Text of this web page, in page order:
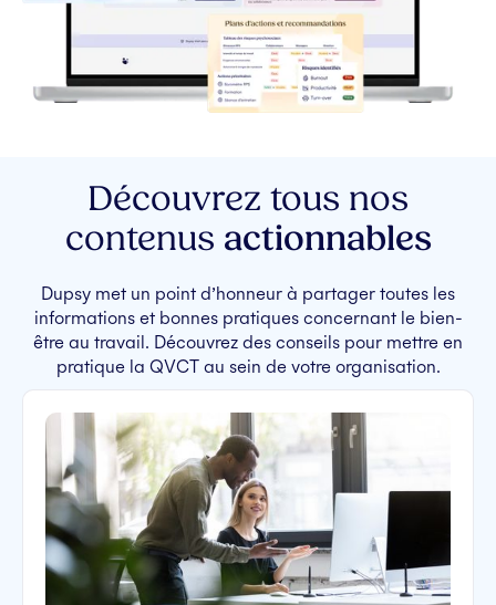
Découvrez tous nos
contenus actionnables
Dupsy met un point d’honneur à partager toutes les
informations et bonnes pratiques concernant le bien-
être au travail. Découvrez des conseils pour mettre en
pratique la QVCT au sein de votre organisation.